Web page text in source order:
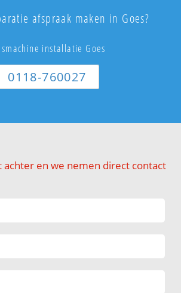
afspraak maken in Goes?
installatie Goes
0118-760027
achter en we nemen direct contact